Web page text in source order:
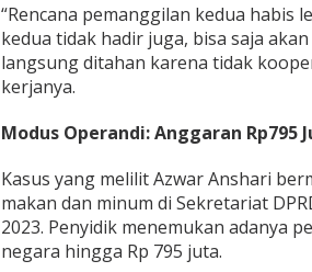
r
a
t
a
t
u
J
e
p
“Rencana pemanggilan kedua habis
kedua tidak hadir juga, bisa saja
langsung ditahan karena tidak
kerjanya.
Modus Operandi: Anggaran
Kasus yang melilit Azwar Anshari
makan dan minum di Sekretariat
2023. Penyidik menemukan adanya
negara hingga Rp 795 juta.